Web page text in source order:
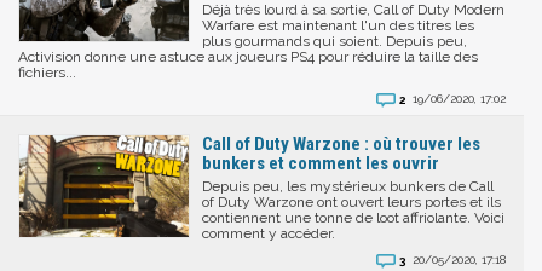
Déjà très lourd à sa sortie, Call of Duty Modern
Warfare est maintenant l'un des titres les
plus gourmands qui soient. Depuis peu,
Activision donne une astuce aux joueurs PS4 pour réduire la taille des
fichiers...
2 19/06/2020, 17:02
Call of Duty Warzone : où trouver les
bunkers et comment les ouvrir
Depuis peu, les mystérieux bunkers de Call
of Duty Warzone ont ouvert leurs portes et ils
contiennent une tonne de loot affriolante. Voici
comment y accéder.
3 20/05/2020, 17:18